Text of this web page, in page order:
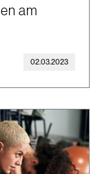
am
02.03.2023